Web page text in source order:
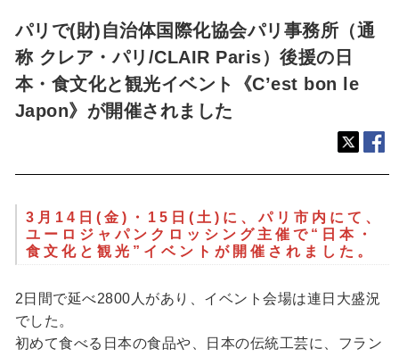
パリで(財)自治体国際化協会パリ事務所（通
称 クレア・パリ/CLAIR Paris）後援の日
本・食文化と観光イベント《C’est bon le
Japon》が開催されました
3月14日(金)・15日(土)に、パリ市内にて、
ユーロジャパンクロッシング主催で“日本・
食文化と観光”イベントが開催されました。
2日間で延べ2800人があり、イベント会場は連日大盛況
でした。
初めて食べる日本の食品や、日本の伝統工芸に、フラン